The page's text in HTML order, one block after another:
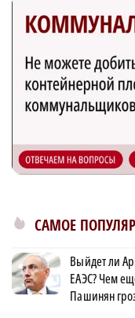
САМОЕ
Выйдет ли
ЕАЭС? Чем
Пашинян